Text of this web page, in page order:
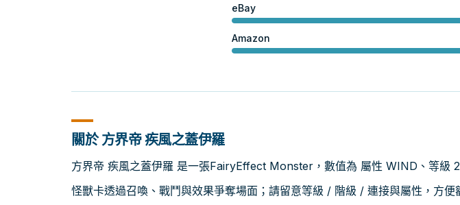
eBay
Amazon
關於 方界帝 疾風之蓋伊羅
方界帝 疾風之蓋伊羅 是一張FairyEffect Monster，數值為 屬性 WIND、等級
怪獸卡透過召喚、戰鬥與效果爭奪場面；請留意等級 / 階級 / 連接與屬性，方便